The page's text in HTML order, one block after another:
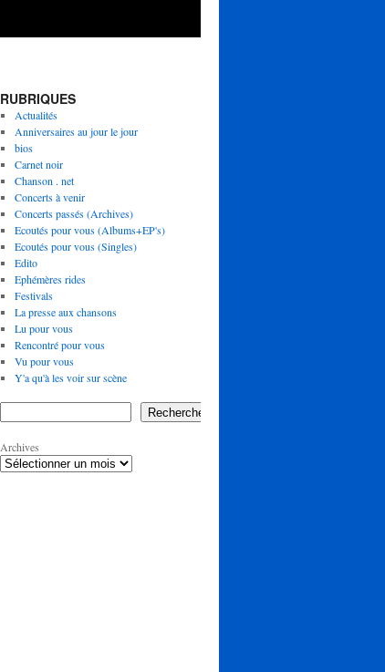
RUBRIQUES
Actualités
Anniversaires au jour le jour
bios
Carnet noir
Chanson . net
Concerts à venir
Concerts passés (Archives)
Ecoutés pour vous (Albums+EP's)
Ecoutés pour vous (Singles)
Edito
Ephémères rides
Festivals
La presse aux chansons
Lu pour vous
Rencontré pour vous
Vu pour vous
Y'a qu'à les voir sur scène
Rechercher
Archives